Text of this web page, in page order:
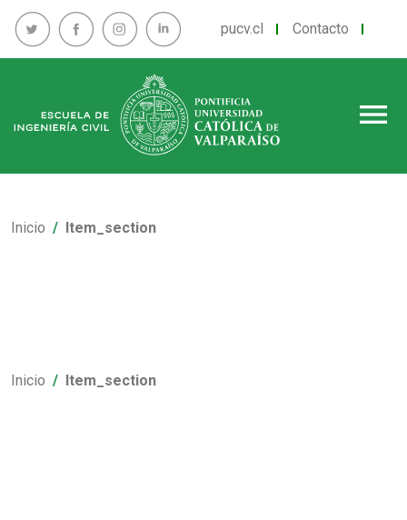
pucv.cl Contacto
menu
Inicio Item_section
Inicio Item_section